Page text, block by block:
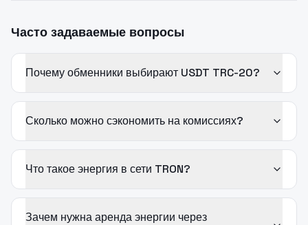
Часто задаваемые вопросы
Почему обменники выбирают USDT TRC-20?
Сколько можно сэкономить на комиссиях?
Что такое энергия в сети TRON?
Зачем нужна аренда энергии через